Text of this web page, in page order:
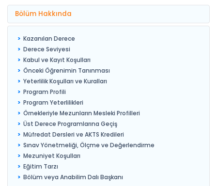
Bölüm Hakkında
Kazanılan Derece
Derece Seviyesi
Kabul ve Kayıt Koşulları
Önceki Öğrenimin Tanınması
Yeterlilik Koşulları ve Kuralları
Program Profili
Program Yeterlilikleri
Örnekleriyle Mezunların Mesleki Profilleri
Üst Derece Programlarına Geçiş
Müfredat Dersleri ve AKTS Kredileri
Sınav Yönetmeliği, Ölçme ve Değerlendirme
Mezuniyet Koşulları
Eğitim Tarzı
Bölüm veya Anabilim Dalı Başkanı